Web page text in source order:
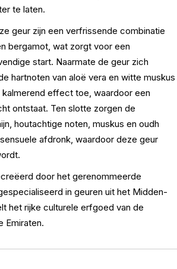
te laten.
geur zijn een verfrissende combinatie
bergamot, wat zorgt voor een
start. Naarmate de geur zich
hartnoten van aloë vera en witte muskus
effect toe, waardoor een
ontstaat. Ten slotte zorgen de
houtachtige noten, muskus en oudh
afdronk, waardoor deze geur
door het gerenommeerde
in geuren uit het Midden-
het rijke culturele erfgoed van de
Emiraten.